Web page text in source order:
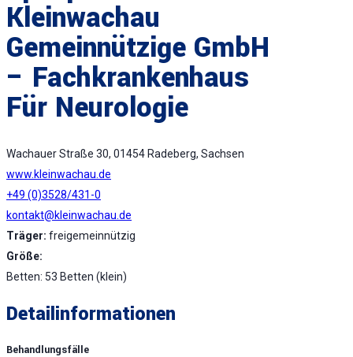
Kleinwachau
Gemeinnützige GmbH
– Fachkrankenhaus
Für Neurologie
Wachauer Straße 30, 01454 Radeberg, Sachsen
www.kleinwachau.de
+49 (0)3528/431-0
kontakt@kleinwachau.de
Träger: freigemeinnützig
Größe:
Betten: 53 Betten (klein)
Detailinformationen
Behandlungsfälle